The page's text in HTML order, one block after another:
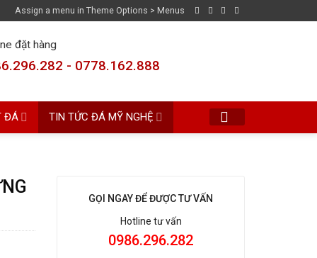
Assign a menu in Theme Options > Menus
đặt hàng
- 0778.162.888
ĐÁ TIN TỨC ĐÁ MỸ NGHỆ
GỌI NGAY ĐỂ ĐƯỢC TƯ VẤN
Hotline tư vấn
0986.296.282